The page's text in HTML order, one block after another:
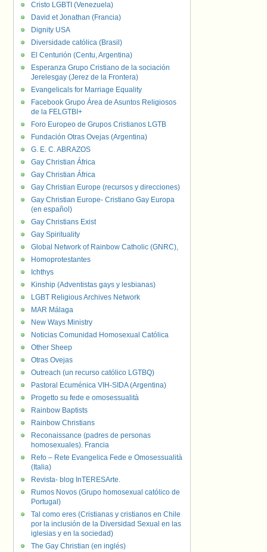
Cristo LGBTI (Venezuela)
David et Jonathan (Francia)
Dignity USA
Diversidade católica (Brasil)
El Centurión (Centu, Argentina)
Esperanza Grupo Cristiano de la sociación
Jerelesgay (Jerez de la Frontera)
Evangelicals for Marriage Equality
Facebook Grupo Área de Asuntos Religiosos
de la FELGTBI+
Foro Europeo de Grupos Cristianos LGTB
Fundación Otras Ovejas (Argentina)
G. E. C. ABRAZOS
Gay Christian África
Gay Christian África
Gay Christian Europe (recursos y direcciones)
Gay Christian Europe- Cristiano Gay Europa
(en español)
Gay Christians Exist
Gay Spirituality
Global Network of Rainbow Catholic (GNRC),
Homoprotestantes
Ichthys
Kinship (Adventistas gays y lesbianas)
LGBT Religious Archives Network
MAR Málaga
New Ways Ministry
Noticias Comunidad Homosexual Católica
Other Sheep
Otras Ovejas
Outreach (un recurso católico LGTBQ)
Pastoral Ecuménica VIH-SIDA (Argentina)
Progetto su fede e omosessualità
Rainbow Baptists
Rainbow Christians
Reconaissance (padres de personas
homosexuales). Francia
Refo – Rete Evangelica Fede e Omosessualità
(Italia)
Revista- blog InTERESArte.
Rumos Novos (Grupo homosexual católico de
Portugal)
Tal como eres (Cristianas y cristianos en Chile
por la inclusión de la Diversidad Sexual en las
iglesias y en la sociedad)
The Gay Christian (en inglés)